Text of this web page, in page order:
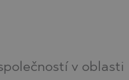
v oblasti